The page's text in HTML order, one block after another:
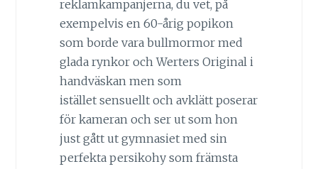
reklamkampanjerna, du vet, på
exempelvis en 60-årig popikon
som borde vara bullmormor med
glada rynkor och Werters Original i
handväskan men som
istället sensuellt och avklätt poserar
för kameran och ser ut som hon
just gått ut gymnasiet med sin
perfekta persikohy som främsta